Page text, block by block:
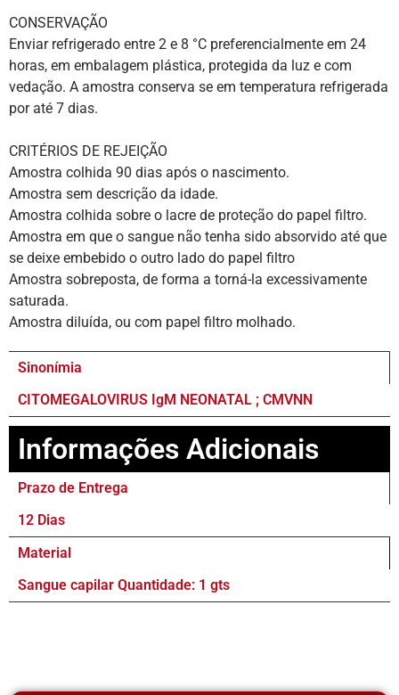
CONSERVAÇÃO
Enviar refrigerado entre 2 e 8 °C preferencialmente em 24
horas, em embalagem plástica, protegida da luz e com
vedação. A amostra conserva se em temperatura refrigerada
por até 7 dias.
CRITÉRIOS DE REJEIÇÃO
Amostra colhida 90 dias após o nascimento.
Amostra sem descrição da idade.
Amostra colhida sobre o lacre de proteção do papel filtro.
Amostra em que o sangue não tenha sido absorvido até que
se deixe embebido o outro lado do papel filtro
Amostra sobreposta, de forma a torná-la excessivamente
saturada.
Amostra diluída, ou com papel filtro molhado.
Sinonímia
CITOMEGALOVIRUS IgM NEONATAL ; CMVNN
Informações Adicionais
Prazo de Entrega
12 Dias
Material
Sangue capilar Quantidade: 1 gts